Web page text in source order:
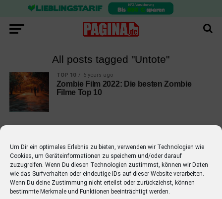
Um Dir ein optimales Erlebnis zu bieten, verwenden wir Technologien wie
Cookies, um Geräteinformationen zu speichern und/oder darauf
zuzugreifen. Wenn Du diesen Technologien zustimmst, können wir Daten
wie das Surfverhalten oder eindeutige IDs auf dieser Website verarbeiten.
Wenn Du deine Zustimmung nicht erteilst oder zurückziehst, können
bestimmte Merkmale und Funktionen beeinträchtigt werden.
All posts tagged "Untote"
TOP 10 6 years ago
Zombie Film 2022: Die besten Zombie
Filme Top 10
EMPFOHLEN
STARS 4 years ago
Barbara Schöneberger Moderatorin
von “Verstehen Sie Spaß?”